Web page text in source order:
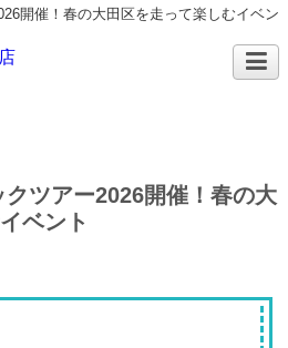
開催！春の大田区を走って楽しむイベン
ツアー2026開催！春の大
ベント